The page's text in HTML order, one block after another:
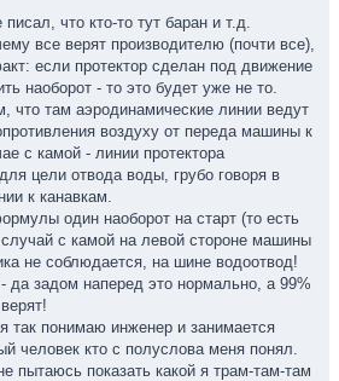
что кто-то тут баран и т.д.
все верят производителю (почти все),
если протектор сделан под движение
наоборот - то это будет уже не то.
там аэродинамические линии ведут
воздуху от переда машины к
с камой - линии протектора
цели отвода воды, грубо говоря в
к канавкам.
один наоборот на старт (то есть
с камой на левой стороне машины
не соблюдается, на шине водоотвод!
да задом наперед это нормально, а 99%
так понимаю инженер и занимается
человек кто с полуслова меня понял.
пытаюсь показать какой я трам-там-там